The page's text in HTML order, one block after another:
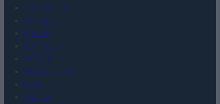
Porównania
Co kupić
Porady
Promocje
FinTech
Hardware PC
Moto
Gaming